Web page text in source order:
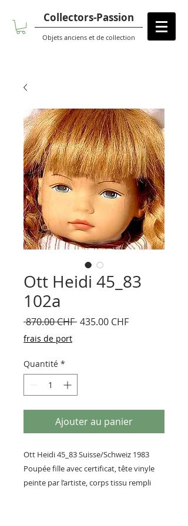
Collectors-Passion
Objets anciens et de collection
Ott Heidi 45_83
102a
870.00 CHF Prix
435.00 CHFPrix
frais de port
Quantité *
Ajouter au panier
Ott Heidi 45_83 Suisse/Schweiz 1983
Poupée fille avec certificat, tête vinyle
peinte par l’artiste, corps tissu rempli